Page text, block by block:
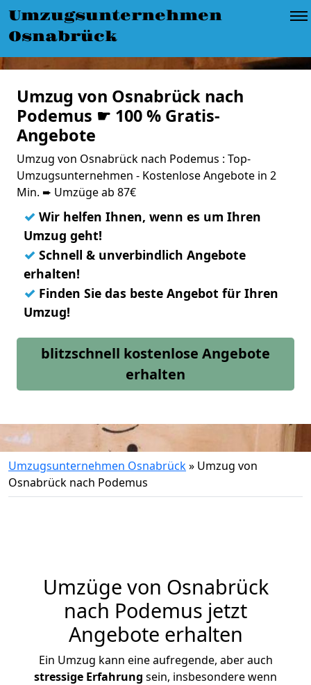
Umzugsunternehmen
Osnabrück
Umzug von Osnabrück nach
Podemus ☛ 100 % Gratis-
Angebote
Umzug von Osnabrück nach Podemus : Top-
Umzugsunternehmen - Kostenlose Angebote in 2
Min. ➨ Umzüge ab 87€
✓ Wir helfen Ihnen, wenn es um Ihren
Umzug geht!
✓ Schnell & unverbindlich Angebote
erhalten!
✓ Finden Sie das beste Angebot für Ihren
Umzug!
blitzschnell kostenlose Angebote
erhalten
Umzugsunternehmen Osnabrück» Umzug von
Osnabrück nach Podemus
Umzüge von Osnabrück
nach Podemus jetzt
Angebote erhalten
Ein Umzug kann eine aufregende, aber auch
stressige Erfahrung sein, insbesondere wenn